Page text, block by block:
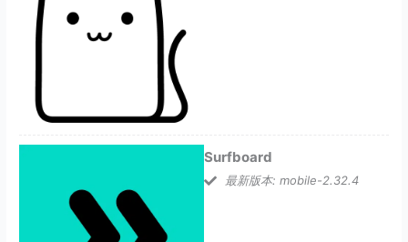
Surfboard
最新版本: mobile-2.32.4